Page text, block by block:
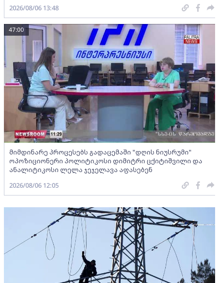
2026/08/06 13:48
მიმდინარე პროცესებს გადაცემაში "დღის ნიუსრუმი"
ოპოზიციონერი პოლიტიკოსი დიმიტრი ცქიტიშვილი და
ანალიტიკოსი ლელა ჯეჯელავა აფასებენ
47:00
2026/08/06 12:05